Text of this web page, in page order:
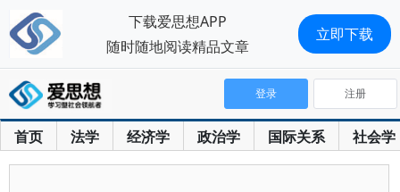
首页 法学 经济学 政治学 国际关系 社会学
登录 注册
下载爱思想APP
随时随地阅读精品文章
立即下载